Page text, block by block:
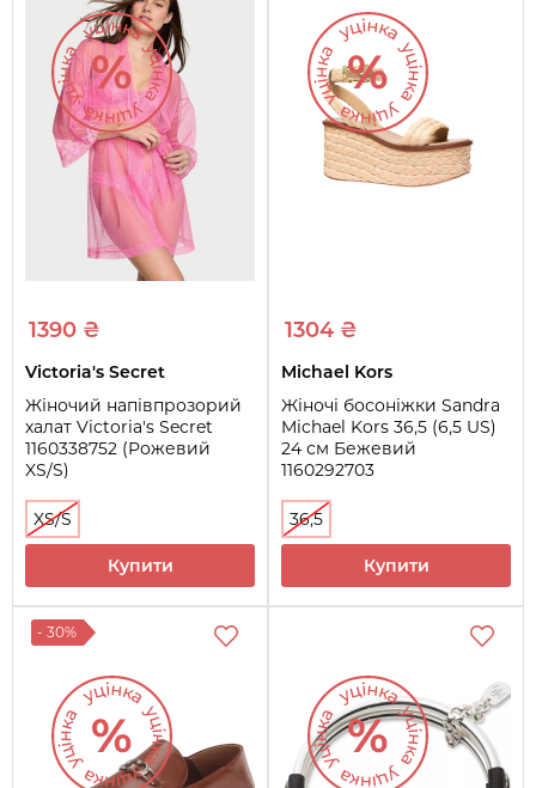
1390 ₴
Victoria's Secret
Жіночий напівпрозорий
халат Victoria's Secret
1160338752 (Рожевий
XS/S)
XS/S
Купити
1304 ₴
Michael Kors
Жіночі босоніжки Sandra
Michael Kors 36,5 (6,5 US)
24 см Бежевий
1160292703
36,5
Купити
- 30%